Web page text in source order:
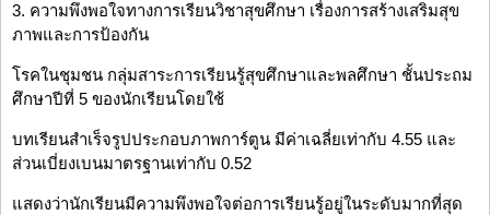
3. ความพึงพอใจทางการเรียนวิชาสุขศึกษา เรื่องการสร้างเสริมสุข
ภาพและการป้องกัน
โรคในชุมชน กลุ่มสาระการเรียนรู้สุขศึกษาและพลศึกษา ชั้นประถม
ศึกษาปีที่ 5 ของนักเรียนโดยใช้
บทเรียนสำเร็จรูปประกอบภาพการ์ตูน มีค่าเฉลี่ยเท่ากับ 4.55 และ
ส่วนเบี่ยงเบนมาตรฐานเท่ากับ 0.52
แสดงว่านักเรียนมีความพึงพอใจต่อการเรียนรู้อยู่ในระดับมากที่สุด